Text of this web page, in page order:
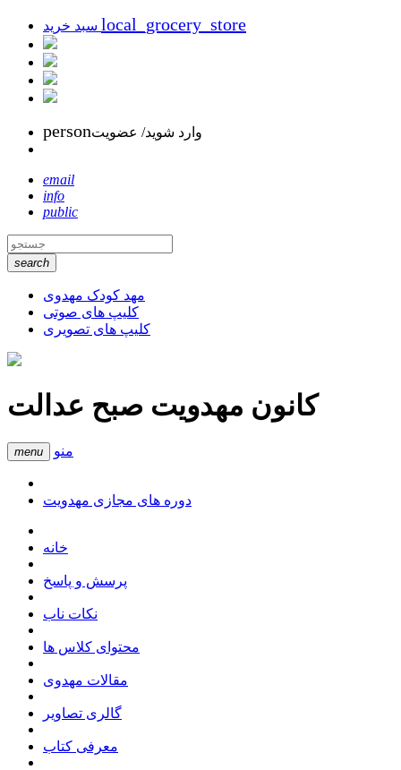
local_grocery_store
personوارد شوید/ عضویت
email
info
public
search
مهد کودک مهدوی
کلیپ های صوتی
کلیپ های تصویری
کانون مهدویت صبح عدالت
menu منو
دوره های مجازی مهدویت
خانه
پرسش و پاسخ
نکات ناب
محتوای کلاس ها
مقالات مهدوی
گالری تصاویر
معرفی کتاب